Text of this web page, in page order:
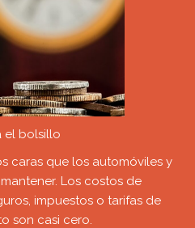
el bolsillo
caras que los automóviles y
Los costos de
impuestos o tarifas de
son casi cero.